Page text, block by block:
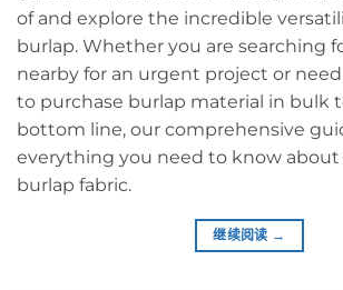
of and explore the incredible
burlap. Whether you are searching
nearby for an urgent project or
to purchase burlap material in bulk
bottom line, our comprehensive
everything you need to know
burlap fabric.
继续阅读 →